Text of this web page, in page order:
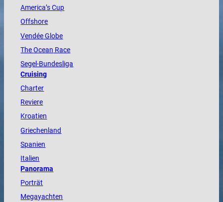
America’s Cup
Offshore
VendéeGlobe
TheOcean Race
Segel-Bundesliga
Cruising
Charter
Reviere
Kroatien
Griechenland
Spanien
Italien
Panorama
Porträt
Megayachten